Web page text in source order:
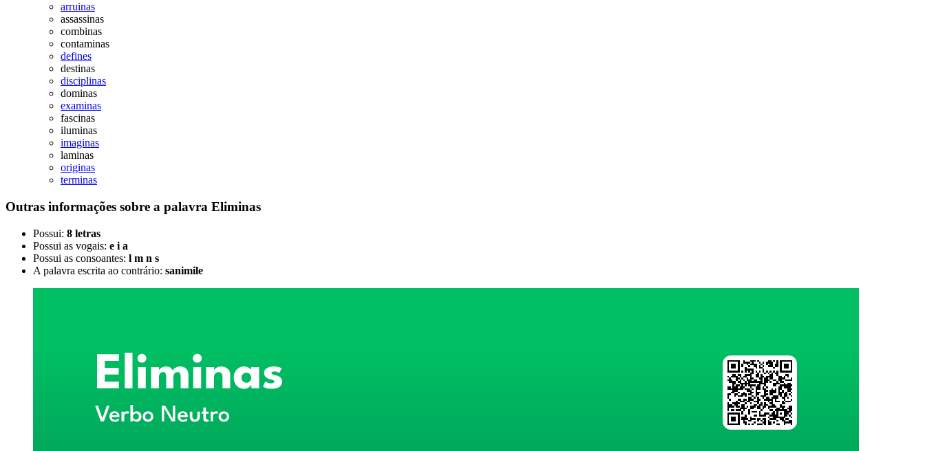
arruinas
assassinas
combinas
contaminas
defines
destinas
disciplinas
dominas
examinas
fascinas
iluminas
imaginas
laminas
originas
terminas
Outras informações sobre a palavra Eliminas
Possui: 8 letras
Possui as vogais: e i a
Possui as consoantes: l m n s
A palavra escrita ao contrário: sanimile